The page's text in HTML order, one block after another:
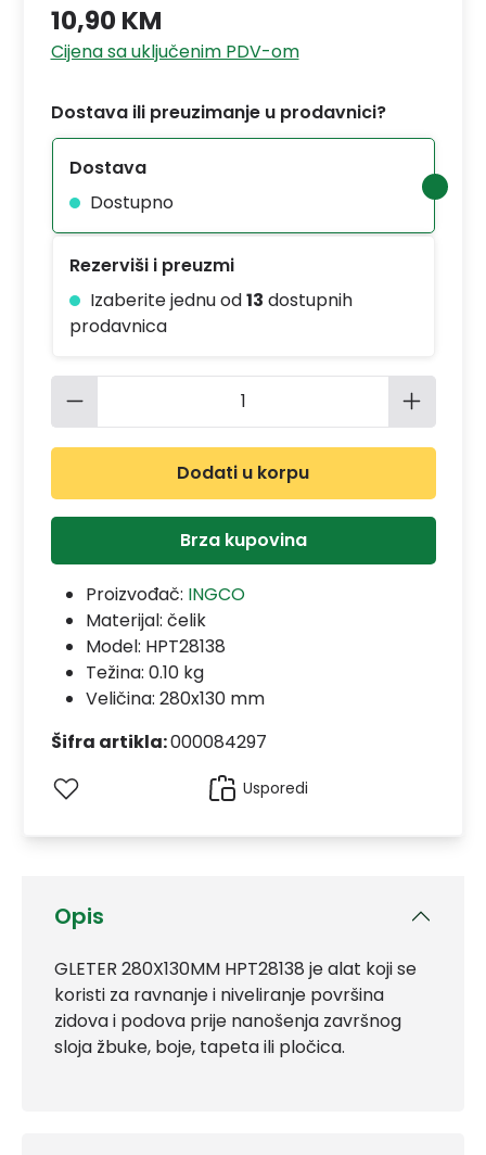
Opis
GLETER 280X130MM HPT28138 je alat koji se
koristi za ravnanje i niveliranje površina
zidova i podova prije nanošenja završnog
sloja žbuke, boje, tapeta ili pločica.
10,90 KM
Cijena sa uključenim PDV-om
Dostava ili preuzimanje u prodavnici?
Dostava
Dostupno
Rezerviši i preuzmi
Izaberite jednu od13 dostupnih
prodavnica
Količina proizvoda: Unesite
Dodati u korpu
Brza kupovina
Proizvođač: INGCO
Materijal: čelik
Model: HPT28138
Težina: 0.10 kg
Veličina: 280x130 mm
Šifra artikla:000084297
Usporedi